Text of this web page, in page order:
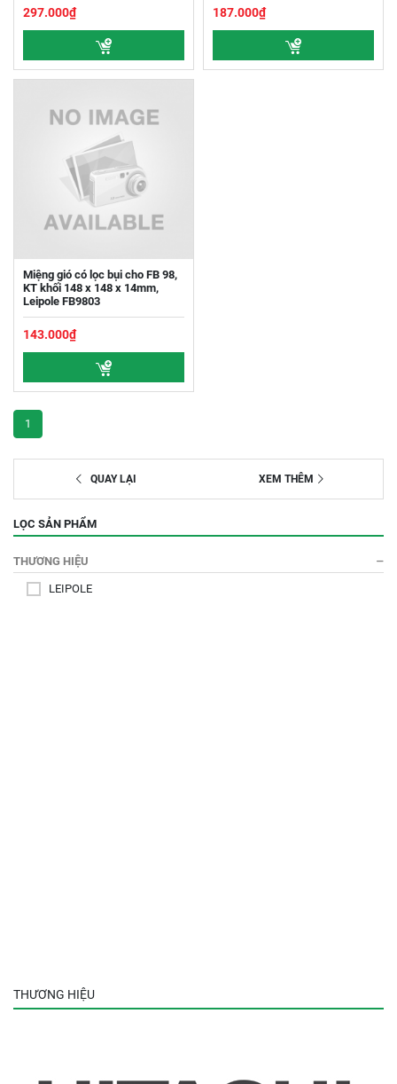
QUAY LẠI XEM THÊM
LỌC SẢN PHẨM
THƯƠNG HIỆU
LEIPOLE
297.000₫ 187.000₫
Miệng gió có lọc bụi cho FB 98,
KT khối 148 x 148 x 14mm,
Leipole FB9803
143.000₫
1
THƯƠNG HIỆU